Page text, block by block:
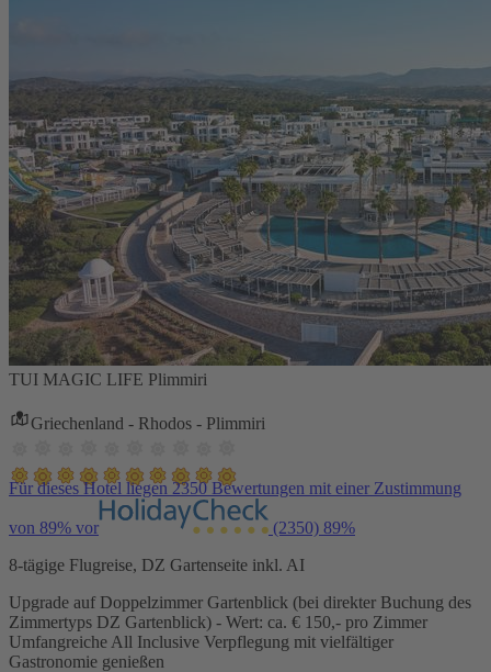
TUI MAGIC LIFE Plimmiri
Griechenland - Rhodos - Plimmiri
Für dieses Hotel liegen 2350 Bewertungen mit einer Zustimmung
von 89% vor (2350) 89%
8-tägige Flugreise, DZ Gartenseite inkl. AI
Upgrade auf Doppelzimmer Gartenblick (bei direkter Buchung des
Zimmertyps DZ Gartenblick) - Wert: ca. € 150,- pro Zimmer
Umfangreiche All Inclusive Verpflegung mit vielfältiger
Gastronomie genießen